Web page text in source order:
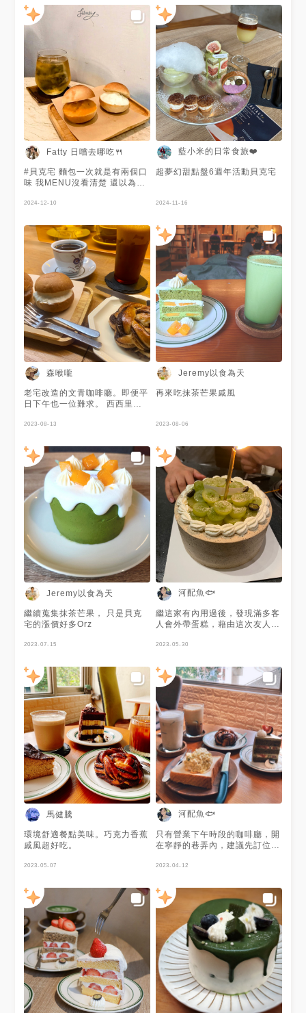
三款草莓戚風 🍓 經典草莓-輕盈
不甜膩，草莓香很剛好。 🌰 栗
子伯爵-綿密栗子配上淡淡伯爵
香，好吃有層次。 🍬 碰糖草莓-
甜香碰糖搭配草莓也好吃 穩定
輸出！吃了心情會變好！ - ✔️
經典草莓戚風 $280 ✔️ 伯爵栗
子草莓戚風 $280 ✔️ 碰糖紅茶
草莓戚風 $280 ✔️ 拿鐵咖啡
$140 ✔️ 黑糖拿鐵 $160 - 貝克
宅南京店 Beckhome Roasting
House 📍 臺北市松山區南京東
路三段303巷8弄1號 🚉 捷運南
京復興站 ☎️ 02-2517-6722 🕰
12:00-18:00 (週一週二休) - #
ㄩㄐ吃の圓滾滾🍍 #ㄩㄐ吃忠孝
復興站 #ㄩㄐ的草莓日記🍓
換
Fatty 日嚐去哪吃🍴
#貝克宅 麵包一次就是有兩個口
味 我MENU沒看清楚 還以為二
醬💕 麵包酥酥 兩個醬都好
個） 🔸烏龍茶 $120（冷/熱）
🔹兩層樓 二樓位置較多&點餐
店員會送餐到位 🔹印象中門口
沒有明顯寫是貝克宅 🔹人多會
限時3小時 平日不限時 🔹低消
$140/人 不限品項 📮台北市中
山區南京東路三段89巷5弄4號
🍴貝克宅 @beckhome1021
👧🏻2020.07.18吃的 #Fatty日
嚐去哪吃🍴 #Fatty吃台北 #台
北美食 #Taipeifoodie #MENU
美食誌 #MENUFatty #吃貨人
生 #相機食先 #相機先食 #食事
記録 #烏龍茶 #咖啡廳 #咖啡店
#roastinghouse
2024-12-10
藍小米的日常食旅❤️
超夢幻甜點盤6週年活動貝克宅
2024-11-16
森喉嚨
老宅改造的文青咖啡廳。即便平
日下午也一位難求。 西西里咖
卷：肉桂味不足 小圓麵包：芋
膩。 整體感想：氛圍裝潢滿分
💯飲品甜點普普。 青睞的懶骨
頭靠窗沙發區座位太搶手～好可
惜沒坐到😅
2023-08-13
Jeremy以食為天
再來吃抹茶芒果戚風
2023-08-06
Jeremy以食為天
繼續蒐集抹茶芒果， 只是貝克
宅的漲價好多Orz
2023-07-15
河配魚🐟
繼這家有內用過後，發現滿多客
人會外帶蛋糕，藉由這次友人生
蛋糕都很有賣相，不管是什麼口
實。這次挑選了六寸「伯爵葡萄
戚風」，茶香香氣很好聞，搭配
青綠色葡萄很剛好，嚐起來爽口
不膩，很推薦這家蛋糕咖啡廳。
📝店名：貝克宅 Roasting
House - Beckhome Roasting
House 📍地址：台北市中山區
南京東路三段89巷5弄4號 ☎️電
話：02 2517 6722 🚇交通：捷
運南京復興站1號出口(步行4分
鐘) ⏱營業時間：11:30-
18:00（週一、二休息）
2023-05-30
馬健騰
環境舒適餐點美味。巧克力香蕉
戚風超好吃。
2023-05-07
河配魚🐟
只有營業下午時段的咖啡廳，開
在寧靜的巷弄內，建議先訂位，
時間2.5個小時，內用環境很舒
樓才是用餐區，有些座位有插
座，靠窗有區為架高慵懶區，窗
景很美，適合拍照，還有個往三
樓開放式小閣樓，各個用餐空間
不同感受，是個很讓人放鬆的咖
啡廳。 太晚去有時要的餐點就
會沒有，也可以先預訂，點了鐵
觀音無花果戚風，不太愛吃甜食
的我，這家的蛋糕不會太甜，茶
香濃厚，搭配無花果很剛好。肉
桂捲滿濃郁的，但嚐起來偏硬。
酪梨蛋沙拉三明治很清爽。店家
2023-04-12